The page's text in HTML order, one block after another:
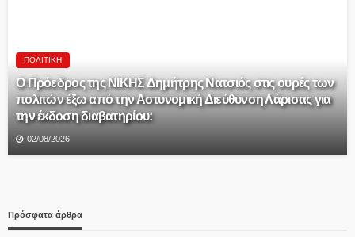
ΠΟΛΙΤΙΚΉ
Ο Πρόεδρος της ΝΙΚΗΣ Δημήτρης Νατσιός στις ουρές των
πολιτών έξω από την Αστυνομική Διεύθυνση Λάρισας για
την έκδοση διαβατηρίου:
02/08/2026
Πρόσφατα άρθρα